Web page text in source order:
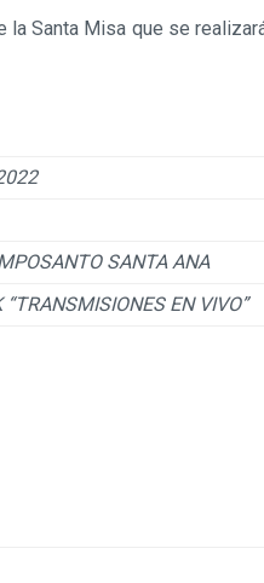
Santa Misa que se
SANTA ANA
“TRANSMISIONES EN VIVO”